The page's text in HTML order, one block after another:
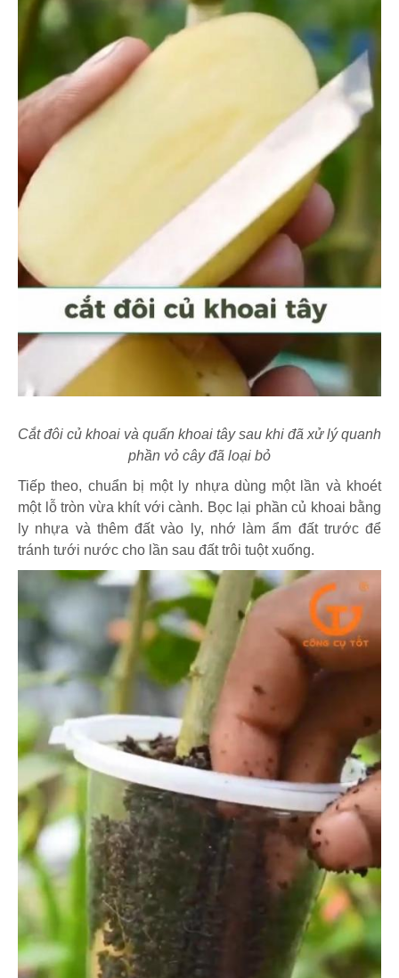
Cắt đôi củ khoai và quấn khoai tây sau khi đã xử lý quanh
phần vỏ cây đã loại bỏ
Tiếp theo, chuẩn bị một ly nhựa dùng một lần và khoét
một lỗ tròn vừa khít với cành. Bọc lại phần củ khoai bằng
ly nhựa và thêm đất vào ly, nhớ làm ẩm đất trước để
tránh tưới nước cho lần sau đất trôi tuột xuống.